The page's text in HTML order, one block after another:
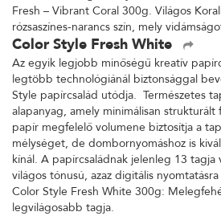
Fresh – Vibrant Coral 300g. Világos
rózsaszínes-narancs szín, mely
Color Style Fresh White
Az egyik legjobb minőségű kreatív
legtöbb technológiánál biztonsággal
Style papírcsalád utódja. Természetes
alapanyag, amely minimálisan
papír megfelelő volumene biztosítja a
mélységet, de dombornyomáshoz is
kínál. A papírcsaládnak jelenleg 13 tagja
világos tónusú, azaz digitális nyomtatásra
Color Style Fresh White 300g:
legvilágosabb tagja.